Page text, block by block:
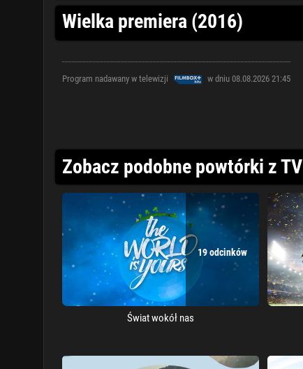
Wielka premiera (2016)
Program nadawany w telewizji w dniu 08.08.2026 21:45
Zobacz podobne powtórki z TV
19 odcinków
Świat wokół nas